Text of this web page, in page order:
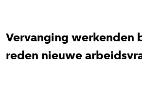
Vervanging werkenden
reden nieuwe